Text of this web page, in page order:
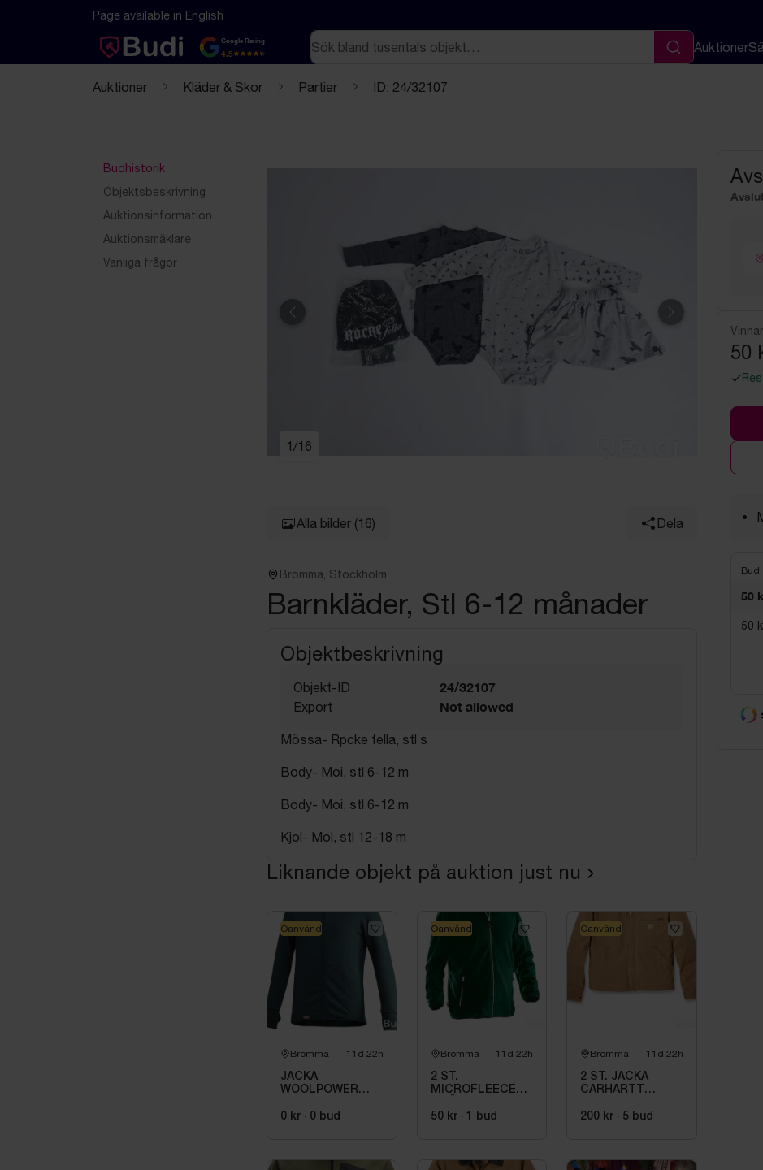
Hoppa till innehåll
Textbaserad (markdown) version av denna sida
Page available in English
Google Rating
4.5
Sök
Sök
Auktioner
Auktioner Kläder & Skor Partier ID: 24/32107
Budhistorik
Objektsbeskrivning
Auktionsinformation
Auktionsmäklare
Vanliga frågor
Föregående Nästa
1 /16
Alla bilder (16) Dela
Bromma, Stockholm
Barnkläder, Stl 6-12 månader
Objektbeskrivning
Objekt-ID 24/32107
Export Not allowed
Mössa- Rpcke fella, stl s
Body- Moi, stl 6-12 m
Body- Moi, stl 6-12 m
Kjol- Moi, stl 12-18 m
Liknande objekt på auktion just nu
Bromma 11d 22h
JACKA
WOOLPOWER
0 kr · 0 bud
Oanvänd
Bromma 11d 22h
2 ST.
MICROFLEECEJACKA
WORKWEAR. STL
50 kr · 1 bud
Oanvänd
Bromma 11d 22h
2 ST. JACKA
CARHARTT
200 kr · 5 bud
Oanvänd
50
Bud
50
50